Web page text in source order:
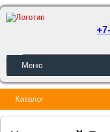
ОБРАТНЫЙ ЗВОНОК
Меню
Каталог